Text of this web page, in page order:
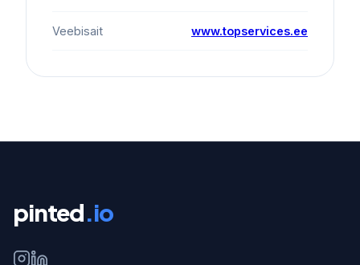
Veebisait www.topservices.ee
pinted.io